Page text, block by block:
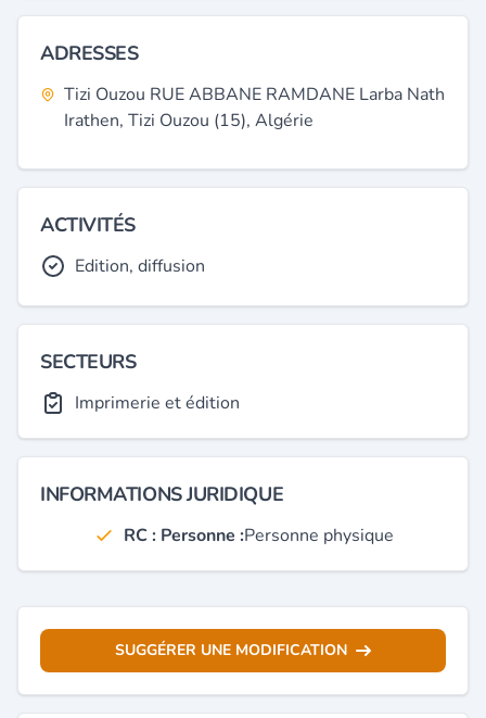
ADRESSES
Tizi Ouzou RUE ABBANE RAMDANE Larba Nath
Irathen, Tizi Ouzou (15), Algérie
ACTIVITÉS
Edition, diffusion
SECTEURS
Imprimerie et édition
INFORMATIONS JURIDIQUE
RC : Personne :Personne physique
SUGGÉRER UNE MODIFICATION